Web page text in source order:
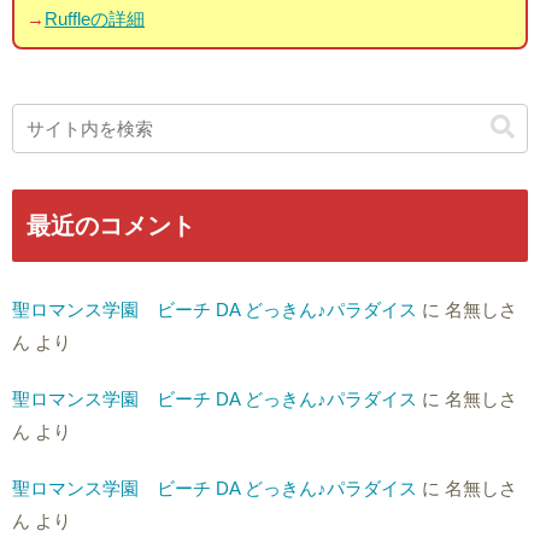
→ Ruffleの詳細
最近のコメント
聖ロマンス学園 ビーチ DA どっきん♪パラダイス に 名無しさ
ん より
聖ロマンス学園 ビーチ DA どっきん♪パラダイス に 名無しさ
ん より
聖ロマンス学園 ビーチ DA どっきん♪パラダイス に 名無しさ
ん より